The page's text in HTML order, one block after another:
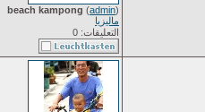
beach kampong (admin)
ماليزيا
التعليقات: 0